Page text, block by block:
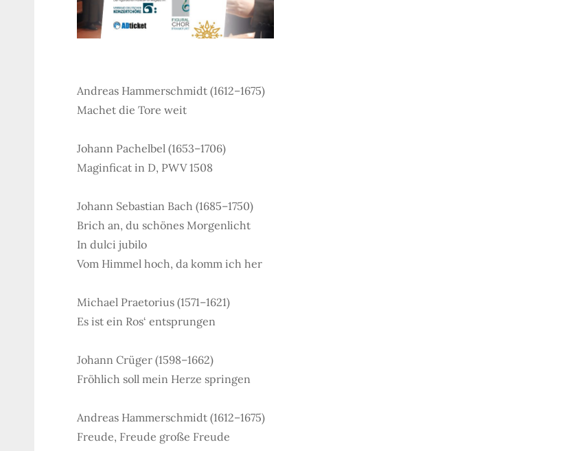
Andreas Hammerschmidt (1612–1675)
Machet die Tore weit
Johann Pachelbel (1653–1706)
Maginficat in D, PWV 1508
Johann Sebastian Bach (1685–1750)
Brich an, du schönes Morgenlicht
In dulci jubilo
Vom Himmel hoch, da komm ich her
Michael Praetorius (1571–1621)
Es ist ein Ros‘ entsprungen
Johann Crüger (1598–1662)
Fröhlich soll mein Herze springen
Andreas Hammerschmidt (1612–1675)
Freude, Freude große Freude